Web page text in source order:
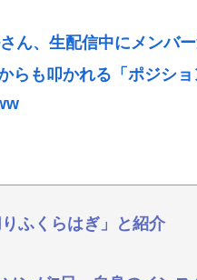
ん、生配信中にメンバ
らも叩かれる「ポジシ
医師、全身麻痺へ…「死
で誤って腫瘍の無い部
ふくらはぎ」と紹介